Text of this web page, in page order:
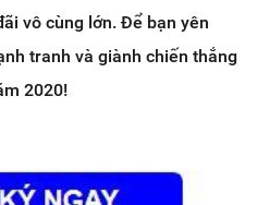
vô cùng lớn. Để bạn yên
tranh và giành chiến thắng
2020!